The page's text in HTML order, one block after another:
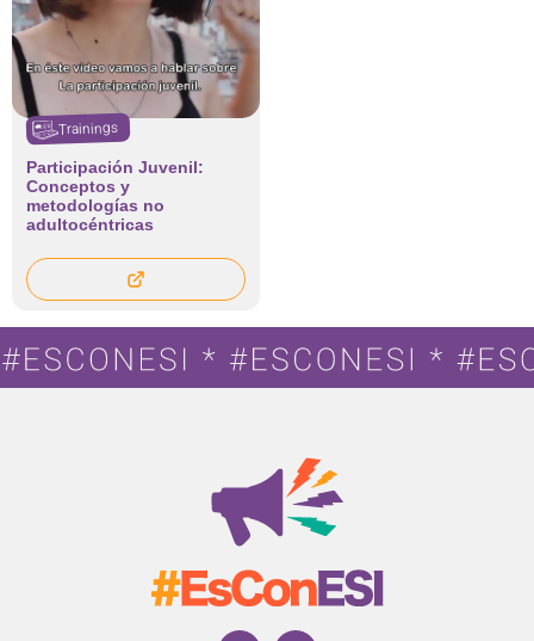
Trainings
Participación Juvenil:
Conceptos y
metodologías no
adultocéntricas